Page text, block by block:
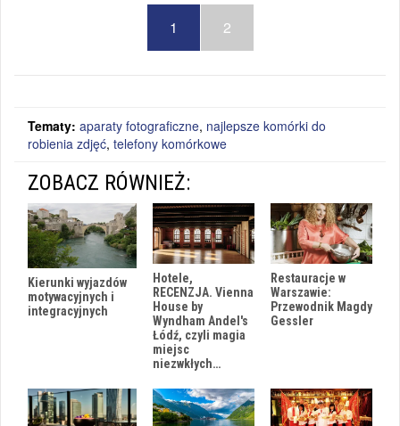
1 2
Tematy: aparaty fotograficzne, najlepsze komórki do
robienia zdjęć, telefony komórkowe
ZOBACZ RÓWNIEŻ:
Kierunki wyjazdów
motywacyjnych i
integracyjnych
Hotele,
RECENZJA. Vienna
House by
Wyndham Andel's
Łódź, czyli magia
miejsc
niezwkłych…
Restauracje w
Warszawie:
Przewodnik Magdy
Gessler